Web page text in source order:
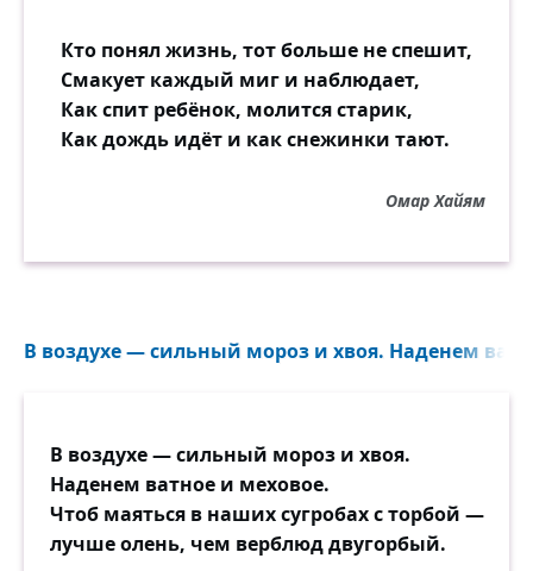
Кто понял жизнь, тот больше не спешит,
Смакует каждый миг и наблюдает,
Как спит ребёнок, молится старик,
Как дождь идёт и как снежинки тают.
Омар Хайям
В воздухе — сильный мороз и хвоя. Наденем
В воздухе — сильный мороз и хвоя.
Наденем ватное и меховое.
Чтоб маяться в наших сугробах с торбой —
лучше олень, чем верблюд двугорбый.